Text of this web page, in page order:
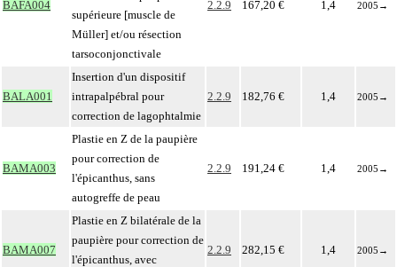
BAFA004
supérieure [muscle de
Müller] et/ou résection
tarsoconjonctivale
2.2.9 167,20 € 1,4 2005 →
BALA001
Insertion d'un dispositif
intrapalpébral pour
correction de lagophtalmie
2.2.9 182,76 € 1,4 2005 →
BAMA003
Plastie en Z de la paupière
pour correction de
l'épicanthus, sans
autogreffe de peau
2.2.9 191,24 € 1,4 2005 →
BAMA007
Plastie en Z bilatérale de la
paupière pour correction de
l'épicanthus, avec
2.2.9 282,15 € 1,4 2005 →